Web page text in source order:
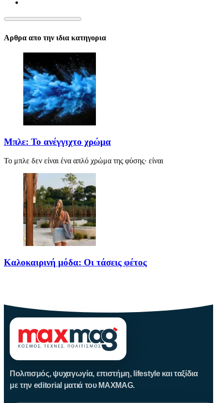
Αρθρα απο την ιδια κατηγορια
Μπλε: Το ανέγγιχτο χρώμα
Το μπλε δεν είναι ένα απλό χρώμα της φύσης· είναι
Καλοκαιρινή μόδα: Οι τάσεις φέτος
Πολιτισμός, ψυχαγωγία, επιστήμη, lifestyle και ταξίδια
με την editorial ματιά του MAXMAG.